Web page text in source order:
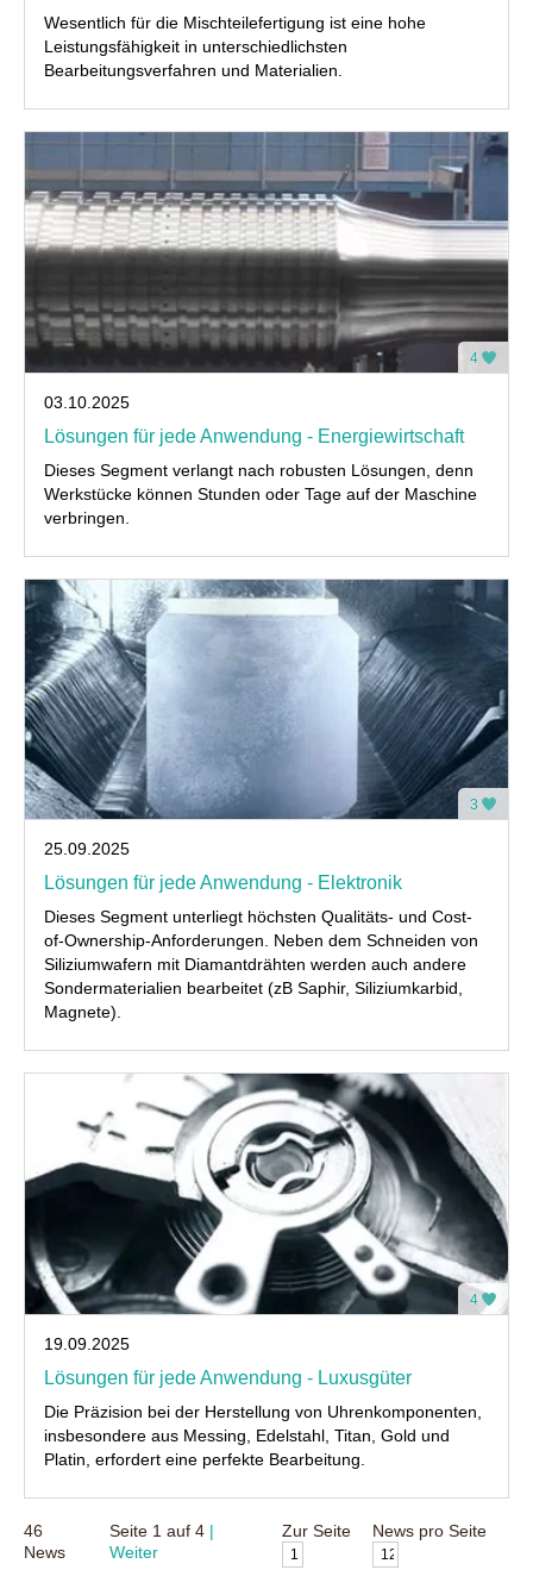
Wesentlich für die Mischteilefertigung ist eine hohe
Leistungsfähigkeit in unterschiedlichsten
Bearbeitungsverfahren und Materialien.
4
03.10.2025
Lösungen für jede Anwendung - Energiewirtschaft
Dieses Segment verlangt nach robusten Lösungen, denn
Werkstücke können Stunden oder Tage auf der Maschine
verbringen.
3
25.09.2025
Lösungen für jede Anwendung - Elektronik
Dieses Segment unterliegt höchsten Qualitäts- und Cost-
of-Ownership-Anforderungen. Neben dem Schneiden von
Siliziumwafern mit Diamantdrähten werden auch andere
Sondermaterialien bearbeitet (zB Saphir, Siliziumkarbid,
Magnete).
4
19.09.2025
Lösungen für jede Anwendung - Luxusgüter
Die Präzision bei der Herstellung von Uhrenkomponenten,
insbesondere aus Messing, Edelstahl, Titan, Gold und
Platin, erfordert eine perfekte Bearbeitung.
46
News
Seite 1auf 4
Weiter
Zur Seite News pro Seite